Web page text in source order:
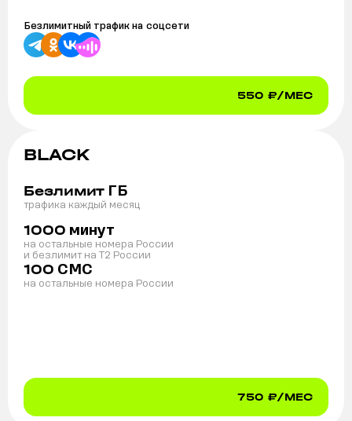
Безлимитный трафик на соцсети
550 ₽/МЕС
BLACK
Безлимит ГБ
трафика каждый месяц
1000 минут
на остальные номера России
и безлимит на T2 России
100 СМС
на остальные номера России
750 ₽/МЕС